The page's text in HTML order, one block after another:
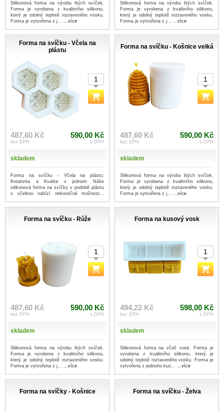
Silikonová forma na výrobu litých svíček.
Forma je vyrobena z kvalitního silikonu,
který je odolný teplotě roztaveného vosku.
Forma je vytvořena z j... ...více
Silikonová forma na výrobu litých svíček.
Forma je vyrobena z kvalitního silikonu,
který je odolný teplotě roztaveného vosku.
Forma je vytvořena z j... ...více
Forma na svíčku - Včela na
plástu
487,60 Kč
bez DPH
590,00 Kč
s DPH
skladem
Forma na svíčku - Včela na plástu:
Kreativita a Kvalita v jednom Náše
silikonová forma na svíčky v podobě plástu
s včelkou nabízí nekonečné možnost...
Forma na svíčku - Košnice velká
487,60 Kč
bez DPH
590,00 Kč
s DPH
skladem
Silikonová forma na výrobu litých svíček.
Forma je vyrobena z kvalitního silikonu,
který je odolný teplotě roztaveného vosku.
Forma je vytvořena z j... ...více
Forma na svíčku - Růže
487,60 Kč
bez DPH
590,00 Kč
s DPH
skladem
Silikonová forma na výrobu litých svíček.
Forma je vyrobena z kvalitního silikonu,
který je odolný teplotě roztaveného vosku.
Forma je vytvořena z j... ...více
Forma na kusový vosk
494,22 Kč
bez DPH
598,00 Kč
s DPH
skladem
Silikonová forma na včelí vosk. Forma je
vyrobena z kvalitního silikonu, který je
odolný teplotě roztaveného vosku. Forma je
vytvořena z jednoho kus... ...více
Forma na svíčky - Košnice Forma na svíčku - Želva